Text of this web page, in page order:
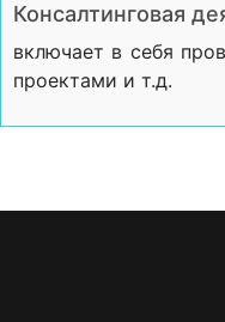
Консалтинговая
включает в себя
проектами и т.д.